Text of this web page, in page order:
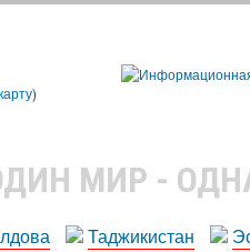
)
МИР -
Таджикистан